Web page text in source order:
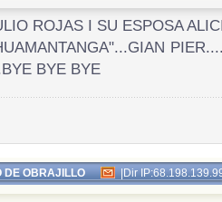
ROJAS I SU ESPOSA
BYE BYE
DE OBRAJILLO |Dir